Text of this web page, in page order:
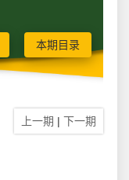
本期目录
上一期 | 下一期